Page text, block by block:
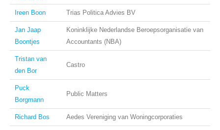
Ireen Boon Trias Politica Advies BV
Jan Jaap
Boontjes
Koninklijke Nederlandse Beroepsorganisatie van
Accountants (NBA)
Tristan van
den Bor
Castro
Puck
Borgmann
Public Matters
Richard Bos Aedes Vereniging van Woningcorporaties